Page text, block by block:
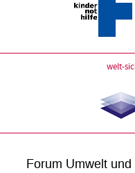
welt-
Forum Umwelt